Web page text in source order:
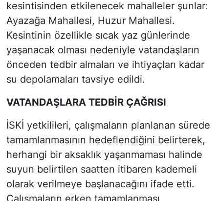
kesintisinden etkilenecek mahalleler şunlar:
Ayazağa Mahallesi, Huzur Mahallesi.
Kesintinin özellikle sıcak yaz günlerinde
yaşanacak olması nedeniyle vatandaşların
önceden tedbir almaları ve ihtiyaçları kadar
su depolamaları tavsiye edildi.
VATANDAŞLARA TEDBİR ÇAĞRISI
İSKİ yetkilileri, çalışmaların planlanan sürede
tamamlanmasının hedeflendiğini belirterek,
herhangi bir aksaklık yaşanmaması halinde
suyun belirtilen saatten itibaren kademeli
olarak verilmeye başlanacağını ifade etti.
Çalışmaların erken tamamlanması